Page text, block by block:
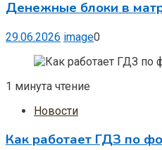
Денежные блоки в
29.06.2026 image0
1 минута чтение
Новости
Как работает ГДЗ по